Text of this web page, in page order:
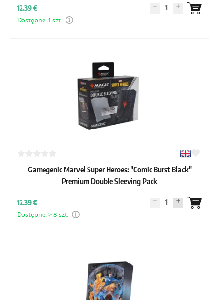
12.39 € 1
Dostępne: 1 szt.
Gamegenic Marvel Super Heroes: "Comic Burst Black"
Premium Double Sleeving Pack
12.39 € 1
Dostępne: > 8 szt.